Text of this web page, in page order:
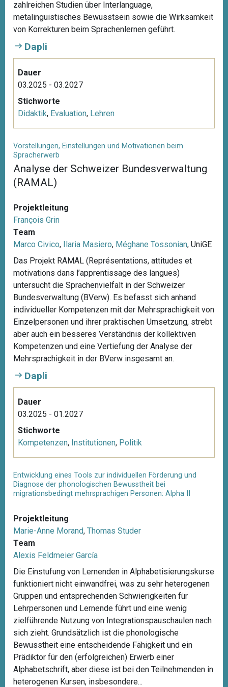
zahlreichen Studien über Interlanguage,
metalinguistisches Bewusstsein sowie die Wirksamkeit
von Korrekturen beim Sprachenlernen geführt.
Dapli
Dauer
03.2025 - 03.2027
Stichworte
Didaktik, Evaluation, Lehren
Vorstellungen, Einstellungen und Motivationen beim
Spracherwerb
Analyse der Schweizer Bundesverwaltung
(RAMAL)
Projektleitung
François Grin
Team
Marco Civico, Ilaria Masiero, Méghane Tossonian, UniGE
Das Projekt RAMAL (Représentations, attitudes et
motivations dans l’apprentissage des langues)
untersucht die Sprachenvielfalt in der Schweizer
Bundesverwaltung (BVerw). Es befasst sich anhand
individueller Kompetenzen mit der Mehrsprachigkeit von
Einzelpersonen und ihrer praktischen Umsetzung, strebt
aber auch ein besseres Verständnis der kollektiven
Kompetenzen und eine Vertiefung der Analyse der
Mehrsprachigkeit in der BVerw insgesamt an.
Dapli
Dauer
03.2025 - 01.2027
Stichworte
Kompetenzen, Institutionen, Politik
Entwicklung eines Tools zur individuellen Förderung und
Diagnose der phonologischen Bewusstheit bei
migrationsbedingt mehrsprachigen Personen: Alpha II
Projektleitung
Marie-Anne Morand, Thomas Studer
Team
Alexis Feldmeier García
Die Einstufung von Lernenden in Alphabetisierungskurse
funktioniert nicht einwandfrei, was zu sehr heterogenen
Gruppen und entsprechenden Schwierigkeiten für
Lehrpersonen und Lernende führt und eine wenig
zielführende Nutzung von Integrationspauschaulen nach
sich zieht. Grundsätzlich ist die phonologische
Bewusstheit eine entscheidende Fähigkeit und ein
Prädiktor für den (erfolgreichen) Erwerb einer
Alphabetschrift, aber diese ist bei den Teilnehmenden in
heterogenen Kursen, insbesondere...